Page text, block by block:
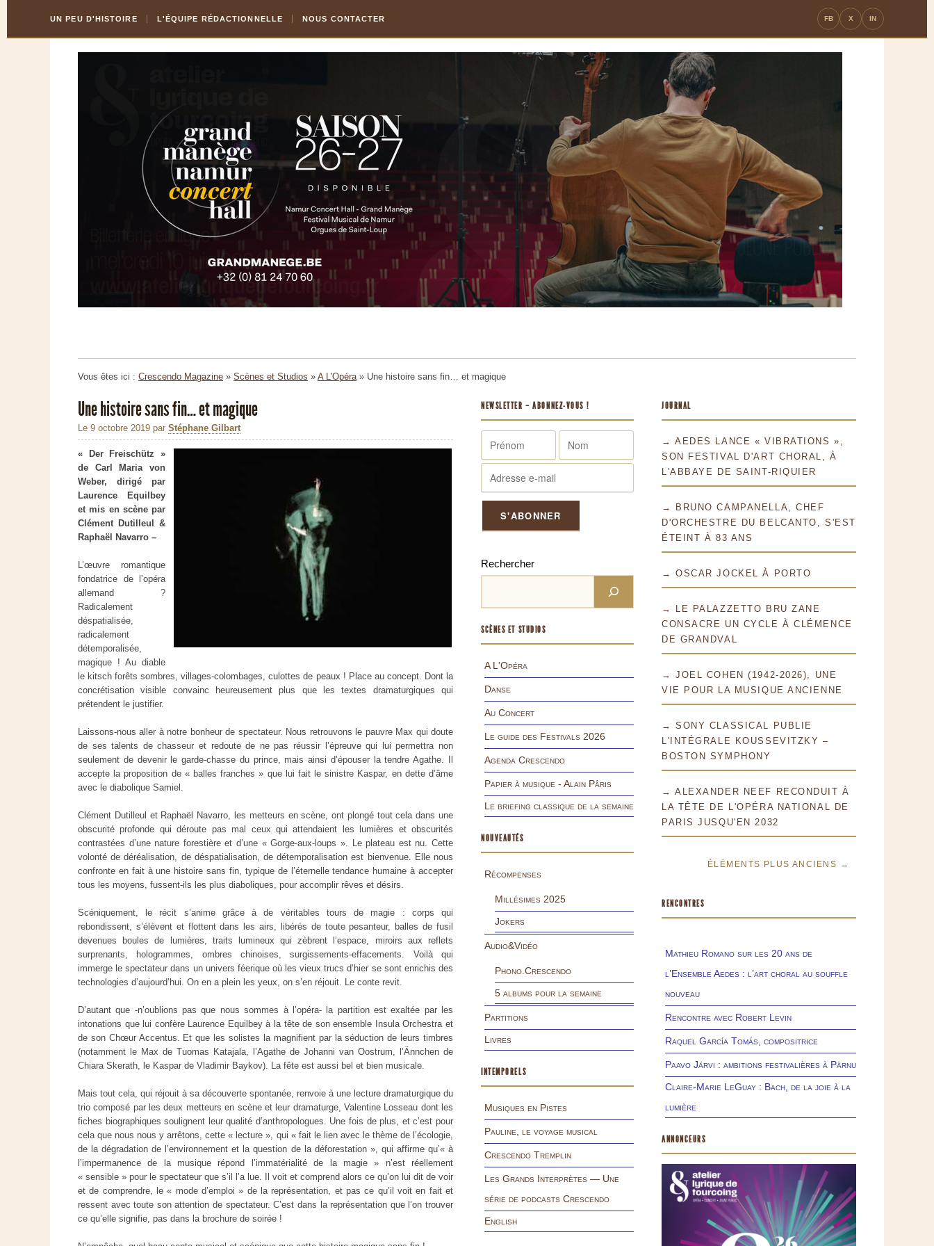
Content
la
UN PEU D'HISTOIRE L'ÉQUIPE RÉDACTIONNELLE NOUS CONTACTER FB X IN
Vous êtes ici : Crescendo Magazine » Scènes et Studios » A L'Opéra» Une histoire sans fin… et magique
Une histoire sans fin… et magique
Le 9 octobre 2019 par Stéphane Gilbart
« Der Freischütz »
de Carl Maria von
Weber, dirigé par
Laurence Equilbey
et mis en scène par
Clément Dutilleul &
Raphaël Navarro –
L’œuvre romantique
fondatrice de l’opéra
allemand ?
Radicalement
déspatialisée,
radicalement
détemporalisée,
magique ! Au diable
le kitsch forêts sombres, villages-colombages, culottes de peaux ! Place au concept. Dont la
concrétisation visible convainc heureusement plus que les textes dramaturgiques qui
prétendent le justifier.
Laissons-nous aller à notre bonheur de spectateur. Nous retrouvons le pauvre Max qui doute
de ses talents de chasseur et redoute de ne pas réussir l’épreuve qui lui permettra non
seulement de devenir le garde-chasse du prince, mais ainsi d’épouser la tendre Agathe. Il
accepte la proposition de « balles franches » que lui fait le sinistre Kaspar, en dette d’âme
avec le diabolique Samiel.
Clément Dutilleul et Raphaël Navarro, les metteurs en scène, ont plongé tout cela dans une
obscurité profonde qui déroute pas mal ceux qui attendaient les lumières et obscurités
contrastées d’une nature forestière et d’une « Gorge-aux-loups ». Le plateau est nu. Cette
volonté de déréalisation, de déspatialisation, de détemporalisation est bienvenue. Elle nous
confronte en fait à une histoire sans fin, typique de l’éternelle tendance humaine à accepter
tous les moyens, fussent-ils les plus diaboliques, pour accomplir rêves et désirs.
Scéniquement, le récit s’anime grâce à de véritables tours de magie : corps qui
rebondissent, s’élèvent et flottent dans les airs, libérés de toute pesanteur, balles de fusil
devenues boules de lumières, traits lumineux qui zèbrent l’espace, miroirs aux reflets
surprenants, hologrammes, ombres chinoises, surgissements-effacements. Voilà qui
immerge le spectateur dans un univers féerique où les vieux trucs d’hier se sont enrichis des
technologies d’aujourd’hui. On en a plein les yeux, on s’en réjouit. Le conte revit.
D’autant que -n’oublions pas que nous sommes à l’opéra- la partition est exaltée par les
intonations que lui confère Laurence Equilbey à la tête de son ensemble Insula Orchestra et
de son Chœur Accentus. Et que les solistes la magnifient par la séduction de leurs timbres
(notamment le Max de Tuomas Katajala, l’Agathe de Johanni van Oostrum, l’Ännchen de
Chiara Skerath, le Kaspar de Vladimir Baykov). La fête est aussi bel et bien musicale.
Mais tout cela, qui réjouit à sa découverte spontanée, renvoie à une lecture dramaturgique du
trio composé par les deux metteurs en scène et leur dramaturge, Valentine Losseau dont les
fiches biographiques soulignent leur qualité d’anthropologues. Une fois de plus, et c’est pour
cela que nous nous y arrêtons, cette « lecture », qui « fait le lien avec le thème de l’écologie,
de la dégradation de l’environnement et la question de la déforestation », qui affirme qu’« à
l’impermanence de la musique répond l’immatérialité de la magie » n’est réellement
« sensible » pour le spectateur que s’il l’a lue. Il voit et comprend alors ce qu’on lui dit de voir
et de comprendre, le « mode d’emploi » de la représentation, et pas ce qu’il voit en fait et
ressent avec toute son attention de spectateur. C’est dans la représentation que l’on trouver
ce qu’elle signifie, pas dans la brochure de soirée !
NEWSLETTER – ABONNEZ-VOUS !
Rechercher
SCÈNES ET STUDIOS
A L'Opéra
Danse
Au Concert
Le guide des Festivals 2026
Agenda Crescendo
Papier à musique - Alain Pâris
Le briefing classique de la semaine
NOUVEAUTÉS
Récompenses
Millésimes 2025
Jokers
Audio&Vidéo
Phono.Crescendo
5 albums pour la semaine
Partitions
Livres
INTEMPORELS
Musiques en Pistes
Pauline, le voyage musical
Crescendo Tremplin
Les Grands Interprètes — Une
série de podcasts Crescendo
English
JOURNAL
→ AEDES LANCE « VIBRATIONS »,
SON FESTIVAL D'ART CHORAL, À
L'ABBAYE DE SAINT-RIQUIER
→ BRUNO CAMPANELLA, CHEF
D'ORCHESTRE DU BELCANTO, S'EST
ÉTEINT À 83 ANS
→ OSCAR JOCKEL À PORTO
→ LE PALAZZETTO BRU ZANE
CONSACRE UN CYCLE À CLÉMENCE
DE GRANDVAL
→ JOEL COHEN (1942-2026), UNE
VIE POUR LA MUSIQUE ANCIENNE
→ SONY CLASSICAL PUBLIE
L'INTÉGRALE KOUSSEVITZKY –
BOSTON SYMPHONY
→ ALEXANDER NEEF RECONDUIT À
LA TÊTE DE L'OPÉRA NATIONAL DE
PARIS JUSQU'EN 2032
ÉLÉMENTS PLUS ANCIENS →
RENCONTRES
Mathieu Romano sur les 20 ans de
l’Ensemble Aedes : l’art choral au souffle
nouveau
Rencontre avec Robert Levin
Raquel García Tomás, compositrice
Paavo Järvi : ambitions festivalières à Pärnu
Claire-Marie LeGuay : Bach, de la joie à la
lumière
ANNONCEURS